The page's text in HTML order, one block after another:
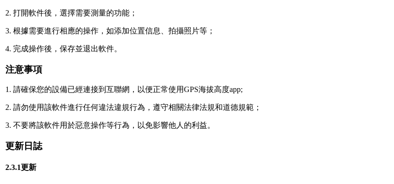
2. 打開軟件後，選擇需要測量的功能；
3. 根據需要進行相應的操作，如添加位置信息、拍攝照片等；
4. 完成操作後，保存並退出軟件。
注意事項
1. 請確保您的設備已經連接到互聯網，以便正常使用GPS海拔高度app;
2. 請勿使用該軟件進行任何違法違規行為，遵守相關法律法規和道德規範；
3. 不要將該軟件用於惡意操作等行為，以免影響他人的利益。
更新日誌
2.3.1更新